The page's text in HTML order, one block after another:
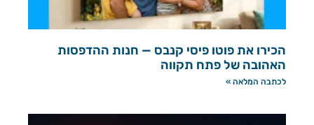
הכירו את פוטו פיסי קנבס — חנות ההדפסות
האהובה של פתח תקווה
לכתבה המלאה »